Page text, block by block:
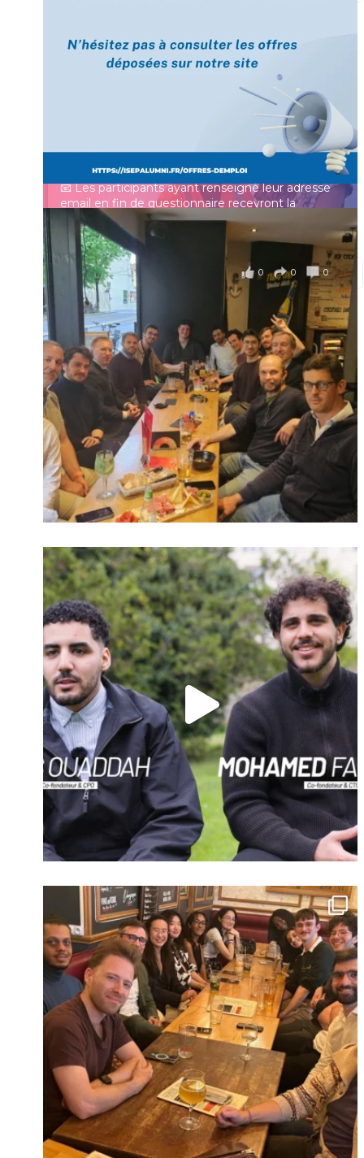
Charger plus Suivre sur Instagram
[Enquête IESF 2026] Top départ 🚀
👩‍🎓 Ingénieurs diplômés, vous avez jusqu’au 31
mai pour participer et faire entendre votre voix !
Depuis plus de 60 ans, cette enquête vise à établir
un panorama complet de la situation socio-
professionnelle des ingénieurs et scientifiques
français.
📧 Les participants ayant renseigné leur adresse
email en fin de questionnaire recevront la
synthèse des résultats...Voir plus
il y a 4 mois
0 0 0
Voir sur Facebook
Prénom
Mot de passe
Se souvenir de moi
Connexion
Identifiant oublié ?
Mot de passe
oublié ?